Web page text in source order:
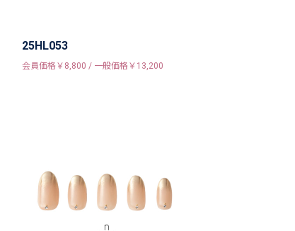
25HL053
会員価格￥8,800 / 一般価格￥13,200